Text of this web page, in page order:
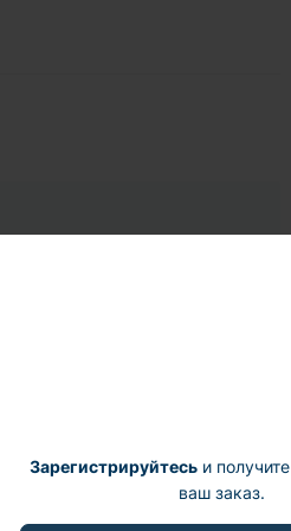
Зарегистрируйтесь и получите
ваш заказ.0